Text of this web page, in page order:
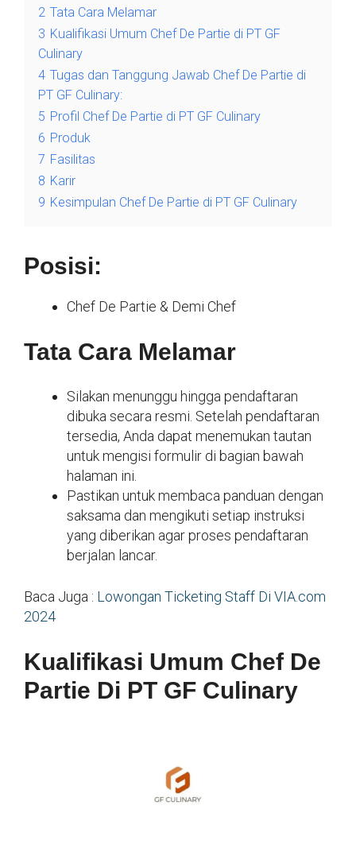
2 Tata Cara Melamar
3 Kualifikasi Umum Chef De Partie di PT GF
Culinary
4 Tugas dan Tanggung Jawab Chef De Partie di
PT GF Culinary:
5 Profil Chef De Partie di PT GF Culinary
6 Produk
7 Fasilitas
8 Karir
9 Kesimpulan Chef De Partie di PT GF Culinary
Posisi:
Chef De Partie & Demi Chef
Tata Cara Melamar
Silakan menunggu hingga pendaftaran
dibuka secara resmi. Setelah pendaftaran
tersedia, Anda dapat menemukan tautan
untuk mengisi formulir di bagian bawah
halaman ini.
Pastikan untuk membaca panduan dengan
saksama dan mengikuti setiap instruksi
yang diberikan agar proses pendaftaran
berjalan lancar.
Baca Juga : Lowongan Ticketing Staff Di VIA.com
2024
Kualifikasi Umum Chef De
Partie Di PT GF Culinary